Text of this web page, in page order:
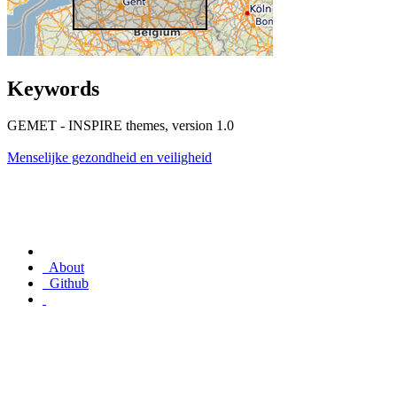
Keywords
GEMET - INSPIRE themes, version 1.0
Menselijke gezondheid en veiligheid
About
Github